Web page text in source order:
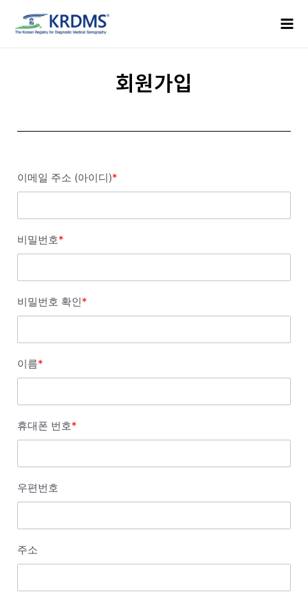
회원가입
이메일 주소 (아이디)*
비밀번호*
비밀번호 확인*
이름*
휴대폰 번호*
우편번호
주소